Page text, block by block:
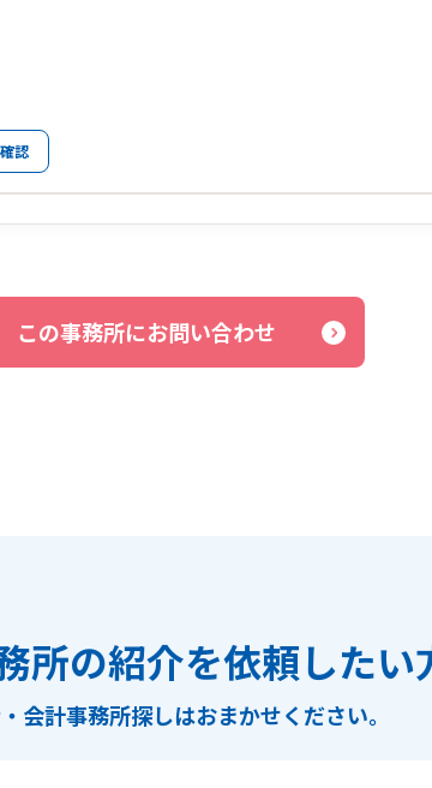
認
この事務所にお問い合わせ
所の紹介を依頼したい
会計事務所探しはおまかせください。